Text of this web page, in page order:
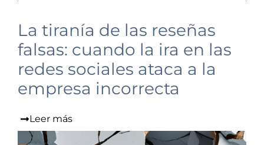
La tiranía de las reseñas
falsas: cuando la ira en las
redes sociales ataca a la
empresa incorrecta
Leer más